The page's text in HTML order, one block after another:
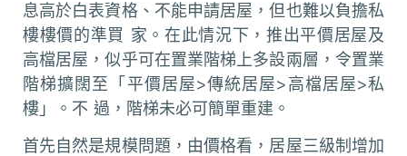
息高於白表資格、不能申請居屋，但也難以負擔私
樓樓價的準買 家。在此情況下，推出平價居屋及
高檔居屋，似乎可在置業階梯上多設兩層，令置業
階梯擴闊至「平價居屋>傳統居屋>高檔居屋>私
樓」。不 過，階梯未必可簡單重建。
首先自然是規模問題，由價格看，居屋三級制增加